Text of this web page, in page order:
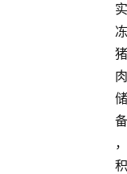
实
冻
猪
肉
储
备
，
积